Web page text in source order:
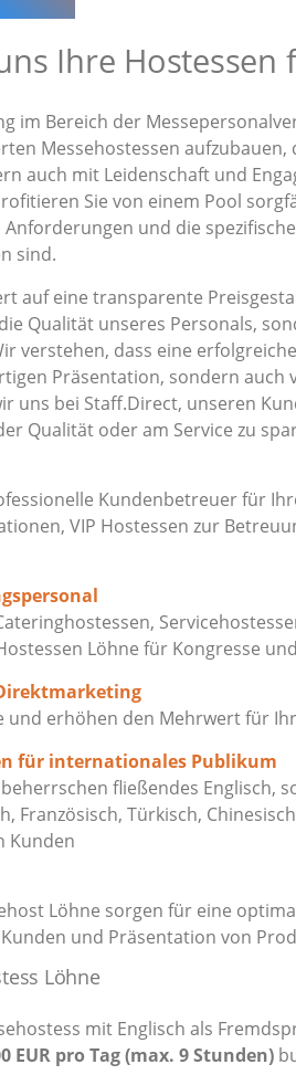
Ihre Hostessen
im Bereich der
Messehostessen
auch mit Leidenschaft und
Sie von einem Pool
und die
sind.
auf eine transparente
Qualität unseres Personals,
verstehen, dass eine
Präsentation, sondern auch
uns bei Staff.Direct, unseren
Qualität oder am Service zu
Kundenbetreuer für
VIP Hostessen zur
Löhne für Kongresse
und erhöhen den Mehrwert für
für internationales Publikum
fließendes Englisch,
Französisch, Türkisch,
Kunden
Löhne sorgen für eine
und Präsentation von
Löhne
mit Englisch als
EUR pro Tag (max. 9 Stunden)